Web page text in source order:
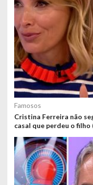
Famosos
Cristina Ferreira não
casal que perdeu o filho